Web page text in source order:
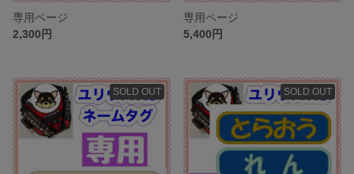
専用ページ
2,300円
専用ページ
5,400円
SOLD OUT SOLD OUT